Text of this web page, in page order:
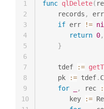
func qlDelete(
    records
, err
if err !=
return 0,
}
    tdef
:=
    pk
:= tdef.
for
, rec
       key
:=
1
2
3
4
5
6
7
8
9
10